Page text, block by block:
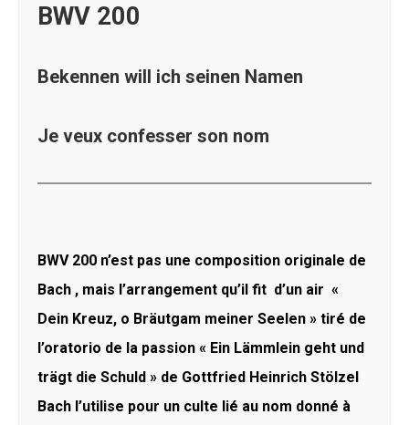
BWV 200
Bekennen will ich seinen Namen
Je veux confesser son nom
BWV 200 n’est pas une composition originale de
Bach , mais l’arrangement qu’il fit d’un air «
Dein Kreuz, o Bräutgam meiner Seelen » tiré de
l’oratorio de la passion « Ein Lämmlein geht und
trägt die Schuld » de Gottfried Heinrich Stölzel
Bach l’utilise pour un culte lié au nom donné à